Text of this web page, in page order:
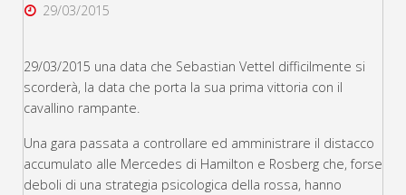
29/03/2015
29/03/2015 una data che Sebastian Vettel difficilmente si
scorderà, la data che porta la sua prima vittoria con il
cavallino rampante.
Una gara passata a controllare ed amministrare il distacco
accumulato alle Mercedes di Hamilton e Rosberg che, forse
deboli di una strategia psicologica della rossa, hanno